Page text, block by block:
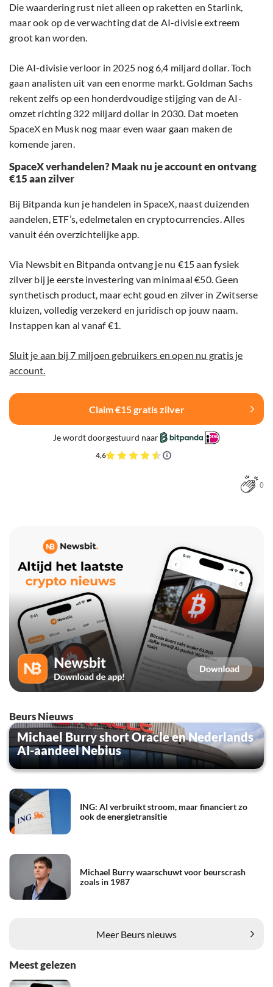
Die waardering rust niet alleen op raketten en Starlink,
maar ook op de verwachting dat de AI-divisie extreem
groot kan worden.
Die AI-divisie verloor in 2025 nog 6,4 miljard dollar. Toch
gaan analisten uit van een enorme markt. Goldman Sachs
rekent zelfs op een honderdvoudige stijging van de AI-
omzet richting 322 miljard dollar in 2030. Dat moeten
SpaceX en Musk nog maar even waar gaan maken de
komende jaren.
SpaceX verhandelen? Maak nu je account en ontvang
€15 aan zilver
Bij Bitpanda kun je handelen in SpaceX, naast duizenden
aandelen, ETF’s, edelmetalen en cryptocurrencies. Alles
vanuit één overzichtelijke app.
Via Newsbit en Bitpanda ontvang je nu €15 aan fysiek
zilver bij je eerste investering van minimaal €50. Geen
synthetisch product, maar echt goud en zilver in Zwitserse
kluizen, volledig verzekerd en juridisch op jouw naam.
Instappen kan al vanaf €1.
Sluit je aan bij 7 miljoen gebruikers en open nu gratis je
account.
Claim €15 gratis zilver
Je wordt doorgestuurd naar
4,6
0
Beurs Nieuws
Michael Burry short Oracle en Nederlands
AI-aandeel Nebius
ING: AI verbruikt stroom, maar financiert zo
ook de energietransitie
Michael Burry waarschuwt voor beurscrash
zoals in 1987
Meer Beurs nieuws
Meest gelezen